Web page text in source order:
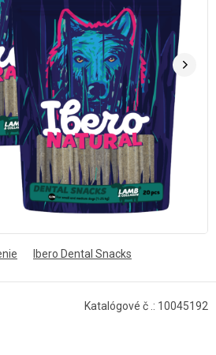
Ibero Dental Snacks
Katalógové č .: 10045192